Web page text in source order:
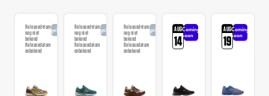
Releasedatum
nog niet
bekend
Releasedatum
onbekend
AangekondigdReleasedatum
nog niet
bekend
Releasedatum
onbekend
AangekondigdReleasedatum
nog niet
bekend
Releasedatum
onbekend
Aangekondigd AUG
14
Coming
soon
AUG
19
Coming
soon